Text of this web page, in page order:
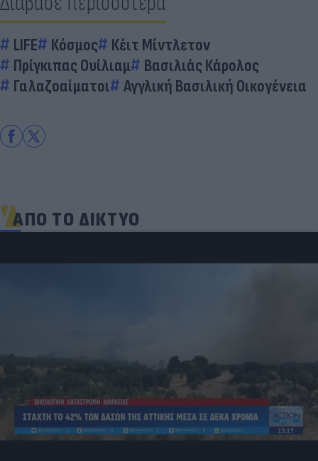
LIFE Κόσμος
Κέιτ Μίντλετον
Πρίγκιπας Ουίλιαμ
Βασιλιάς Κάρολος
Γαλαζοαίματοι
Αγγλική Βασιλική Οικογένεια
ΑΠΟ ΤΟ ΔΙΚΤΥΟ